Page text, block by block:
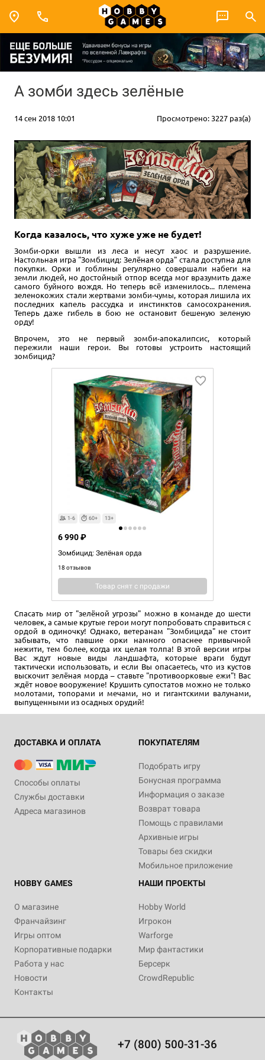
А зомби здесь зелёные
14 сен 2018 10:01 Просмотрено: 3227 раз(а)
Когда казалось, что хуже уже не будет!
Зомби-орки вышли из леса и несут хаос и разрушение.
Настольная игра "Зомбицид: Зелёная орда" стала доступна для
покупки. Орки и гоблины регулярно совершали набеги на
земли людей, но достойный отпор всегда мог вразумить даже
самого буйного вождя. Но теперь всё изменилось... племена
зеленокожих стали жертвами зомби-чумы, которая лишила их
последних капель рассудка и инстинктов самосохранения.
Теперь даже гибель в бою не остановит бешеную зеленую
орду!
Впрочем, это не первый зомби-апокалипсис, который
пережили наши герои. Вы готовы устроить настоящий
зомбицид?
1-6 60+ 13+
Зомбицид: Зелёная орда
18 отзывов
6 990 ₽
Товар снят с продажи
Спасать мир от "зелёной угрозы" можно в команде до шести
человек, а самые крутые герои могут попробовать справиться с
ордой в одиночку! Однако, ветеранам "Зомбицида" не стоит
забывать, что павшие орки намного опаснее привычной
нежити, тем более, когда их целая толпа! В этой версии игры
Вас ждут новые виды ландшафта, которые враги будут
тактически использовать, и если Вы опасаетесь, что из кустов
выскочит зелёная морда – ставьте "противоорковые ежи"! Вас
ждёт новое вооружение! Крушить супостатов можно не только
молотами, топорами и мечами, но и гигантскими валунами,
выпущенными из осадных орудий!
ДОСТАВКА И ОПЛАТА
Способы оплаты
Службы доставки
Адреса магазинов
ПОКУПАТЕЛЯМ
Подобрать игру
Бонусная программа
Информация о заказе
Возврат товара
Помощь с правилами
Архивные игры
Товары без скидки
Мобильное приложение
HOBBY GAMES
О магазине
Франчайзинг
Игры оптом
Корпоративные подарки
Работа у нас
Новости
Контакты
НАШИ ПРОЕКТЫ
Hobby World
Игрокон
Warforge
Мир фантастики
Берсерк
CrowdRepublic
+7 (800) 500-31-36